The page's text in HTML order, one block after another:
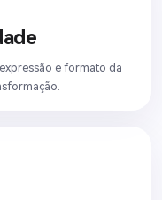
e formato da